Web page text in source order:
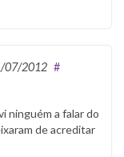
07/2012 #
ninguém a falar do
de acreditar